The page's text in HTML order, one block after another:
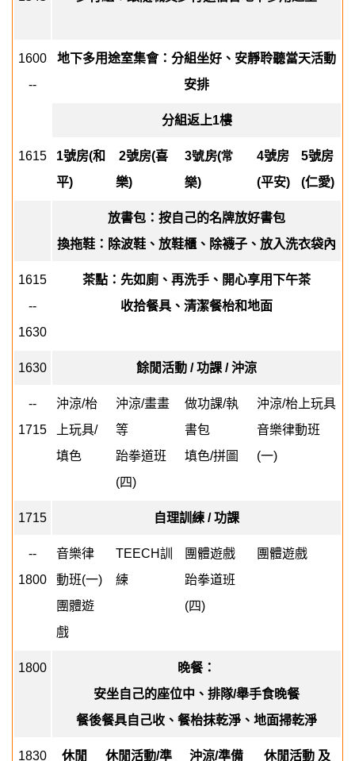
1600
--
地下多用途室集會：分組坐好、安靜聆聽當天活動
安排
分組返上1樓
1615 1號房(和
平)
2號房(喜
樂)
3號房(常
樂)
4號房
(平安)
5號房
(仁愛)
放書包：按自己的名牌放好書包
換拖鞋：除波鞋、放鞋櫃、除襪子、放入洗衣袋內
1615
--
1630
茶點：先如廁、再洗手、開心享用下午茶
收拾餐具、清潔餐枱和地面
1630 餘閒活動 /功課 /沖涼
--
1715
沖涼/枱
上玩具/
填色
沖涼/畫畫
等
跆拳道班
(四)
做功課/執
書包
填色/拼圖
沖涼/枱上玩具
音樂律動班
(一)
1715 自理訓練 /功課
--
1800
音樂律
動班(一)
團體遊
戲
TEECH訓
練
團體遊戲
跆拳道班
(四)
團體遊戲
1800
晚餐：
安坐自己的座位中、排隊/舉手食晚餐
餐後餐具自己收、餐枱抹乾淨、地面掃乾淨
1830 休閒 休閒活動/準 沖涼/準備 休閒活動 及